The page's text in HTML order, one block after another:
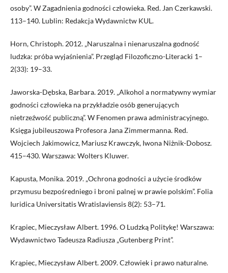
osoby”. W Zagadnienia godności człowieka. Red. Jan Czerkawski.
113–140. Lublin: Redakcja Wydawnictw KUL.
Horn, Christoph. 2012. „Naruszalna i nienaruszalna godność
ludzka: próba wyjaśnienia”. Przegląd Filozoficzno-Literacki 1–
2(33): 19–33.
Jaworska-Dębska, Barbara. 2019. „Alkohol a normatywny wymiar
godności człowieka na przykładzie osób generujących
nietrzeźwość publiczną”. W Fenomen prawa administracyjnego.
Księga jubileuszowa Profesora Jana Zimmermanna. Red.
Wojciech Jakimowicz, Mariusz Krawczyk, Iwona Niżnik-Dobosz.
415–430. Warszawa: Wolters Kluwer.
Kapusta, Monika. 2019. „Ochrona godności a użycie środków
przymusu bezpośredniego i broni palnej w prawie polskim”. Folia
Iuridica Universitatis Wratislaviensis 8(2): 53–71.
Krąpiec, Mieczysław Albert. 1996. O Ludzką Politykę! Warszawa:
Wydawnictwo Tadeusza Radiusza „Gutenberg Print”.
Krąpiec, Mieczysław Albert. 2009. Człowiek i prawo naturalne.